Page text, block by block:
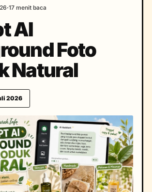
17 menit baca
AI
Foto
Natural
2026